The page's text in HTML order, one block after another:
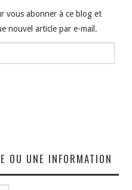
vous abonner à ce blog et
nouvel article par e-mail.
OU UNE INFORMATION